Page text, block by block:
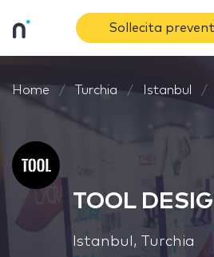
Sollecita
Home Turchia Istanbul
TOOL
Istanbul, Turchia